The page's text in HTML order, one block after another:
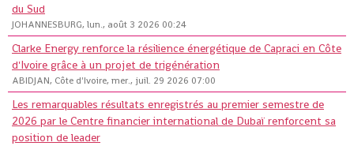
du Sud
JOHANNESBURG, lun., août 3 2026 00:24
Clarke Energy renforce la résilience énergétique de Capraci en Côte
d'Ivoire grâce à un projet de trigénération
ABIDJAN, Côte d'Ivoire, mer., juil. 29 2026 07:00
Les remarquables résultats enregistrés au premier semestre de
2026 par le Centre financier international de Dubaï renforcent sa
position de leader